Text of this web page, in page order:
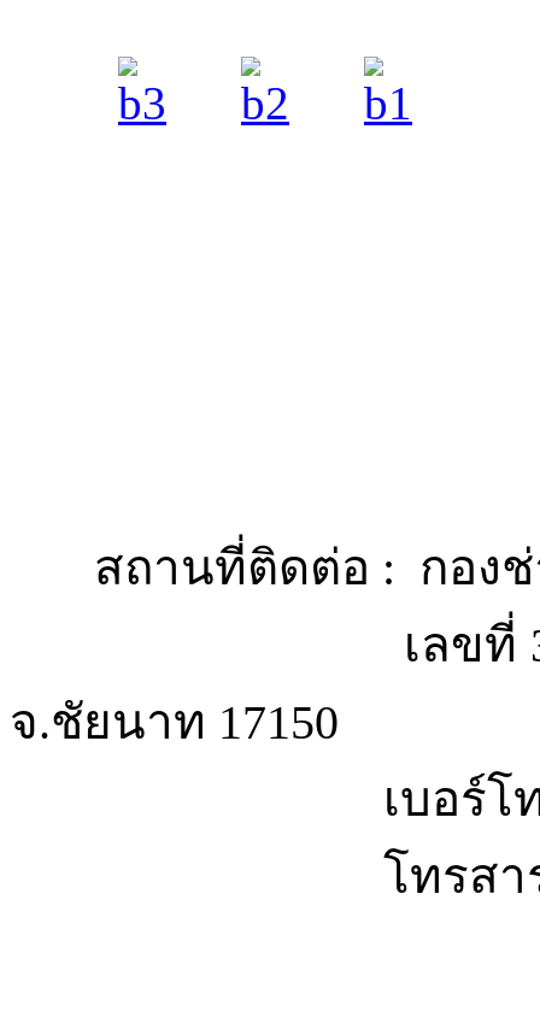
สถานที่ติดต่อ : กองช่า
เลขที่ 345 หมู่ 3
จ.ชัยนาท 17150
เบอร์โทรศัพท์:
โทรสาร: 0-